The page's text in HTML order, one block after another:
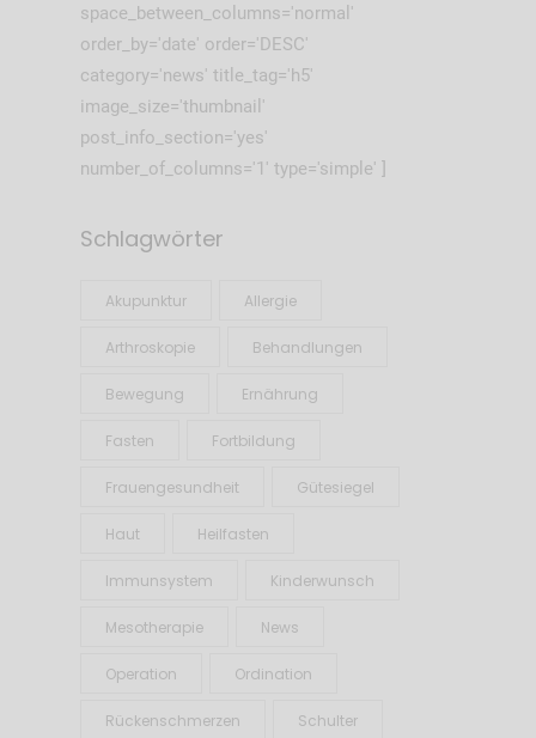
space_between_columns='normal'
order_by='date' order='DESC'
category='news' title_tag='h5'
image_size='thumbnail'
post_info_section='yes'
number_of_columns='1' type='simple' ]
Schlagwörter
Akupunktur Allergie
Arthroskopie Behandlungen
Bewegung Ernährung
Fasten Fortbildung
Frauengesundheit Gütesiegel
Haut Heilfasten
Immunsystem Kinderwunsch
Mesotherapie News
Operation Ordination
Rückenschmerzen Schulter